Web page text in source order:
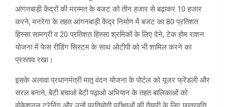
आंगनबाड़ी केंद्रों की मरम्मत के बजट को तीन हजार से बढ़ाकर 10 हजार
करने, मनरेगा के तहत आंगनबाड़ी केंद्र निर्माण में बजट का 80 प्रतिशत
हिस्सा सामग्री व 20 प्रतिशत हिस्सा श्रमिकों के लिए देने, टेक होम राशन
योजना में फेस रीडिंग सिस्टम के साथ ओटीपी को भी शामिल करने का
प्रस्ताव रखा।
इसके अलावा प्रधानमंत्री मातृ वंदन योजना के पोर्टल को यूजर फ्रेंडली और
सरल बनाने, बेटी बचाओ बेटी पढ़ाओ अभियान के तहत बालिकाओं को